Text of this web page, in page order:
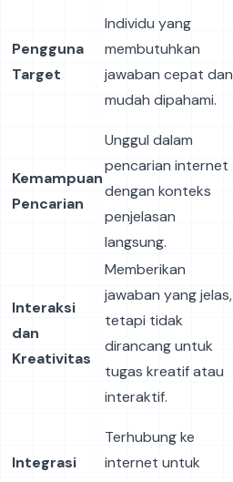
Pengguna
Target
Individu yang
membutuhkan
jawaban cepat dan
mudah dipahami.
Kemampuan
Pencarian
Unggul dalam
pencarian internet
dengan konteks
penjelasan
langsung.
Interaksi
dan
Kreativitas
Memberikan
jawaban yang jelas,
tetapi tidak
dirancang untuk
tugas kreatif atau
interaktif.
Integrasi
Terhubung ke
internet untuk